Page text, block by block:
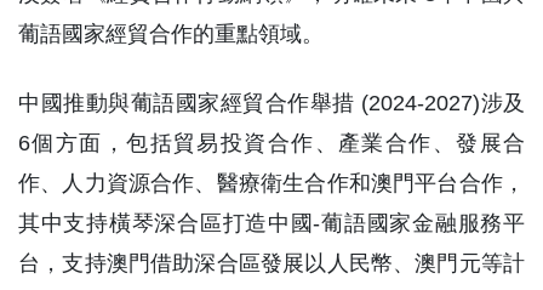
葡語國家經貿合作的重點領域。
中國推動與葡語國家經貿合作舉措 (2024-2027)涉及
6個方面，包括貿易投資合作、產業合作、發展合
作、人力資源合作、醫療衛生合作和澳門平台合作，
其中支持橫琴深合區打造中國-葡語國家金融服務平
台，支持澳門借助深合區發展以人民幣、澳門元等計